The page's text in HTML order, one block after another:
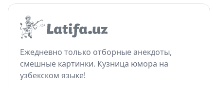
Ежедневно только отборные анекдоты,
смешные картинки. Кузница юмора на
узбекском языке!